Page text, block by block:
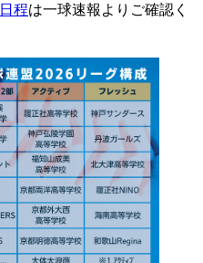
日程は一球速報よりご確認く